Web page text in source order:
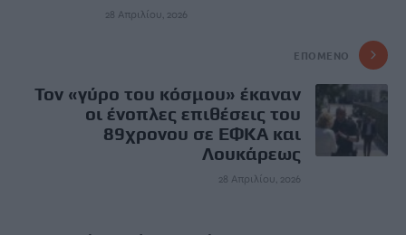
28 Απριλίου, 2026
ΕΠΌΜΕΝΟ
Τον «γύρο του κόσμου» έκαναν
οι ένοπλες επιθέσεις του
89χρονου σε ΕΦΚΑ και
Λουκάρεως
28 Απριλίου, 2026